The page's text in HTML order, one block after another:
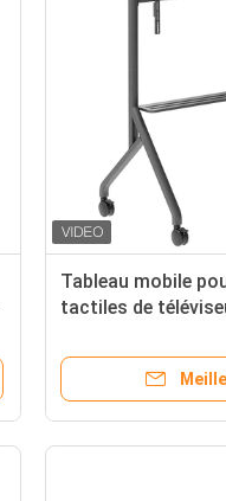
Tableau mobile
tactiles de